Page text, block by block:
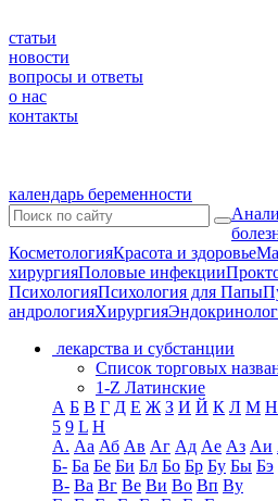
статьи
новости
вопросы и ответы
о нас
контакты
календарь беременности
КосметологияКрасота и здоровье
хирургияПоловые инфекции
ПсихологияПсихология для Папы
андрологияХирургия
лекарства и субстанции
Список торговых
1-Z Латинские
А Б В Г Д Е Ж З И Й К Л М Н
5 9 L H
А. Аа Аб Ав Аг Ад Ае Аз Аи
Б- Ба Бе Би Бл Бо Бр Бу Бы Бэ
В- Ва Вг Ве Ви Во Вп Ву